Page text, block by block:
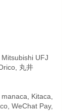
UFJ
丸井
Kitaca,
WeChat Pay,